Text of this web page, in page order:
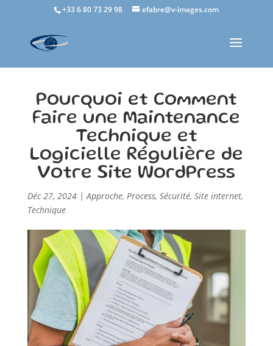
+33 6 80 73 29 98 efabre@v-images.com
Pourquoi et Comment
Faire une Maintenance
Technique et
Logicielle Régulière de
Votre Site WordPress
Déc 27, 2024|Approche, Process, Sécurité, Site internet,
Technique